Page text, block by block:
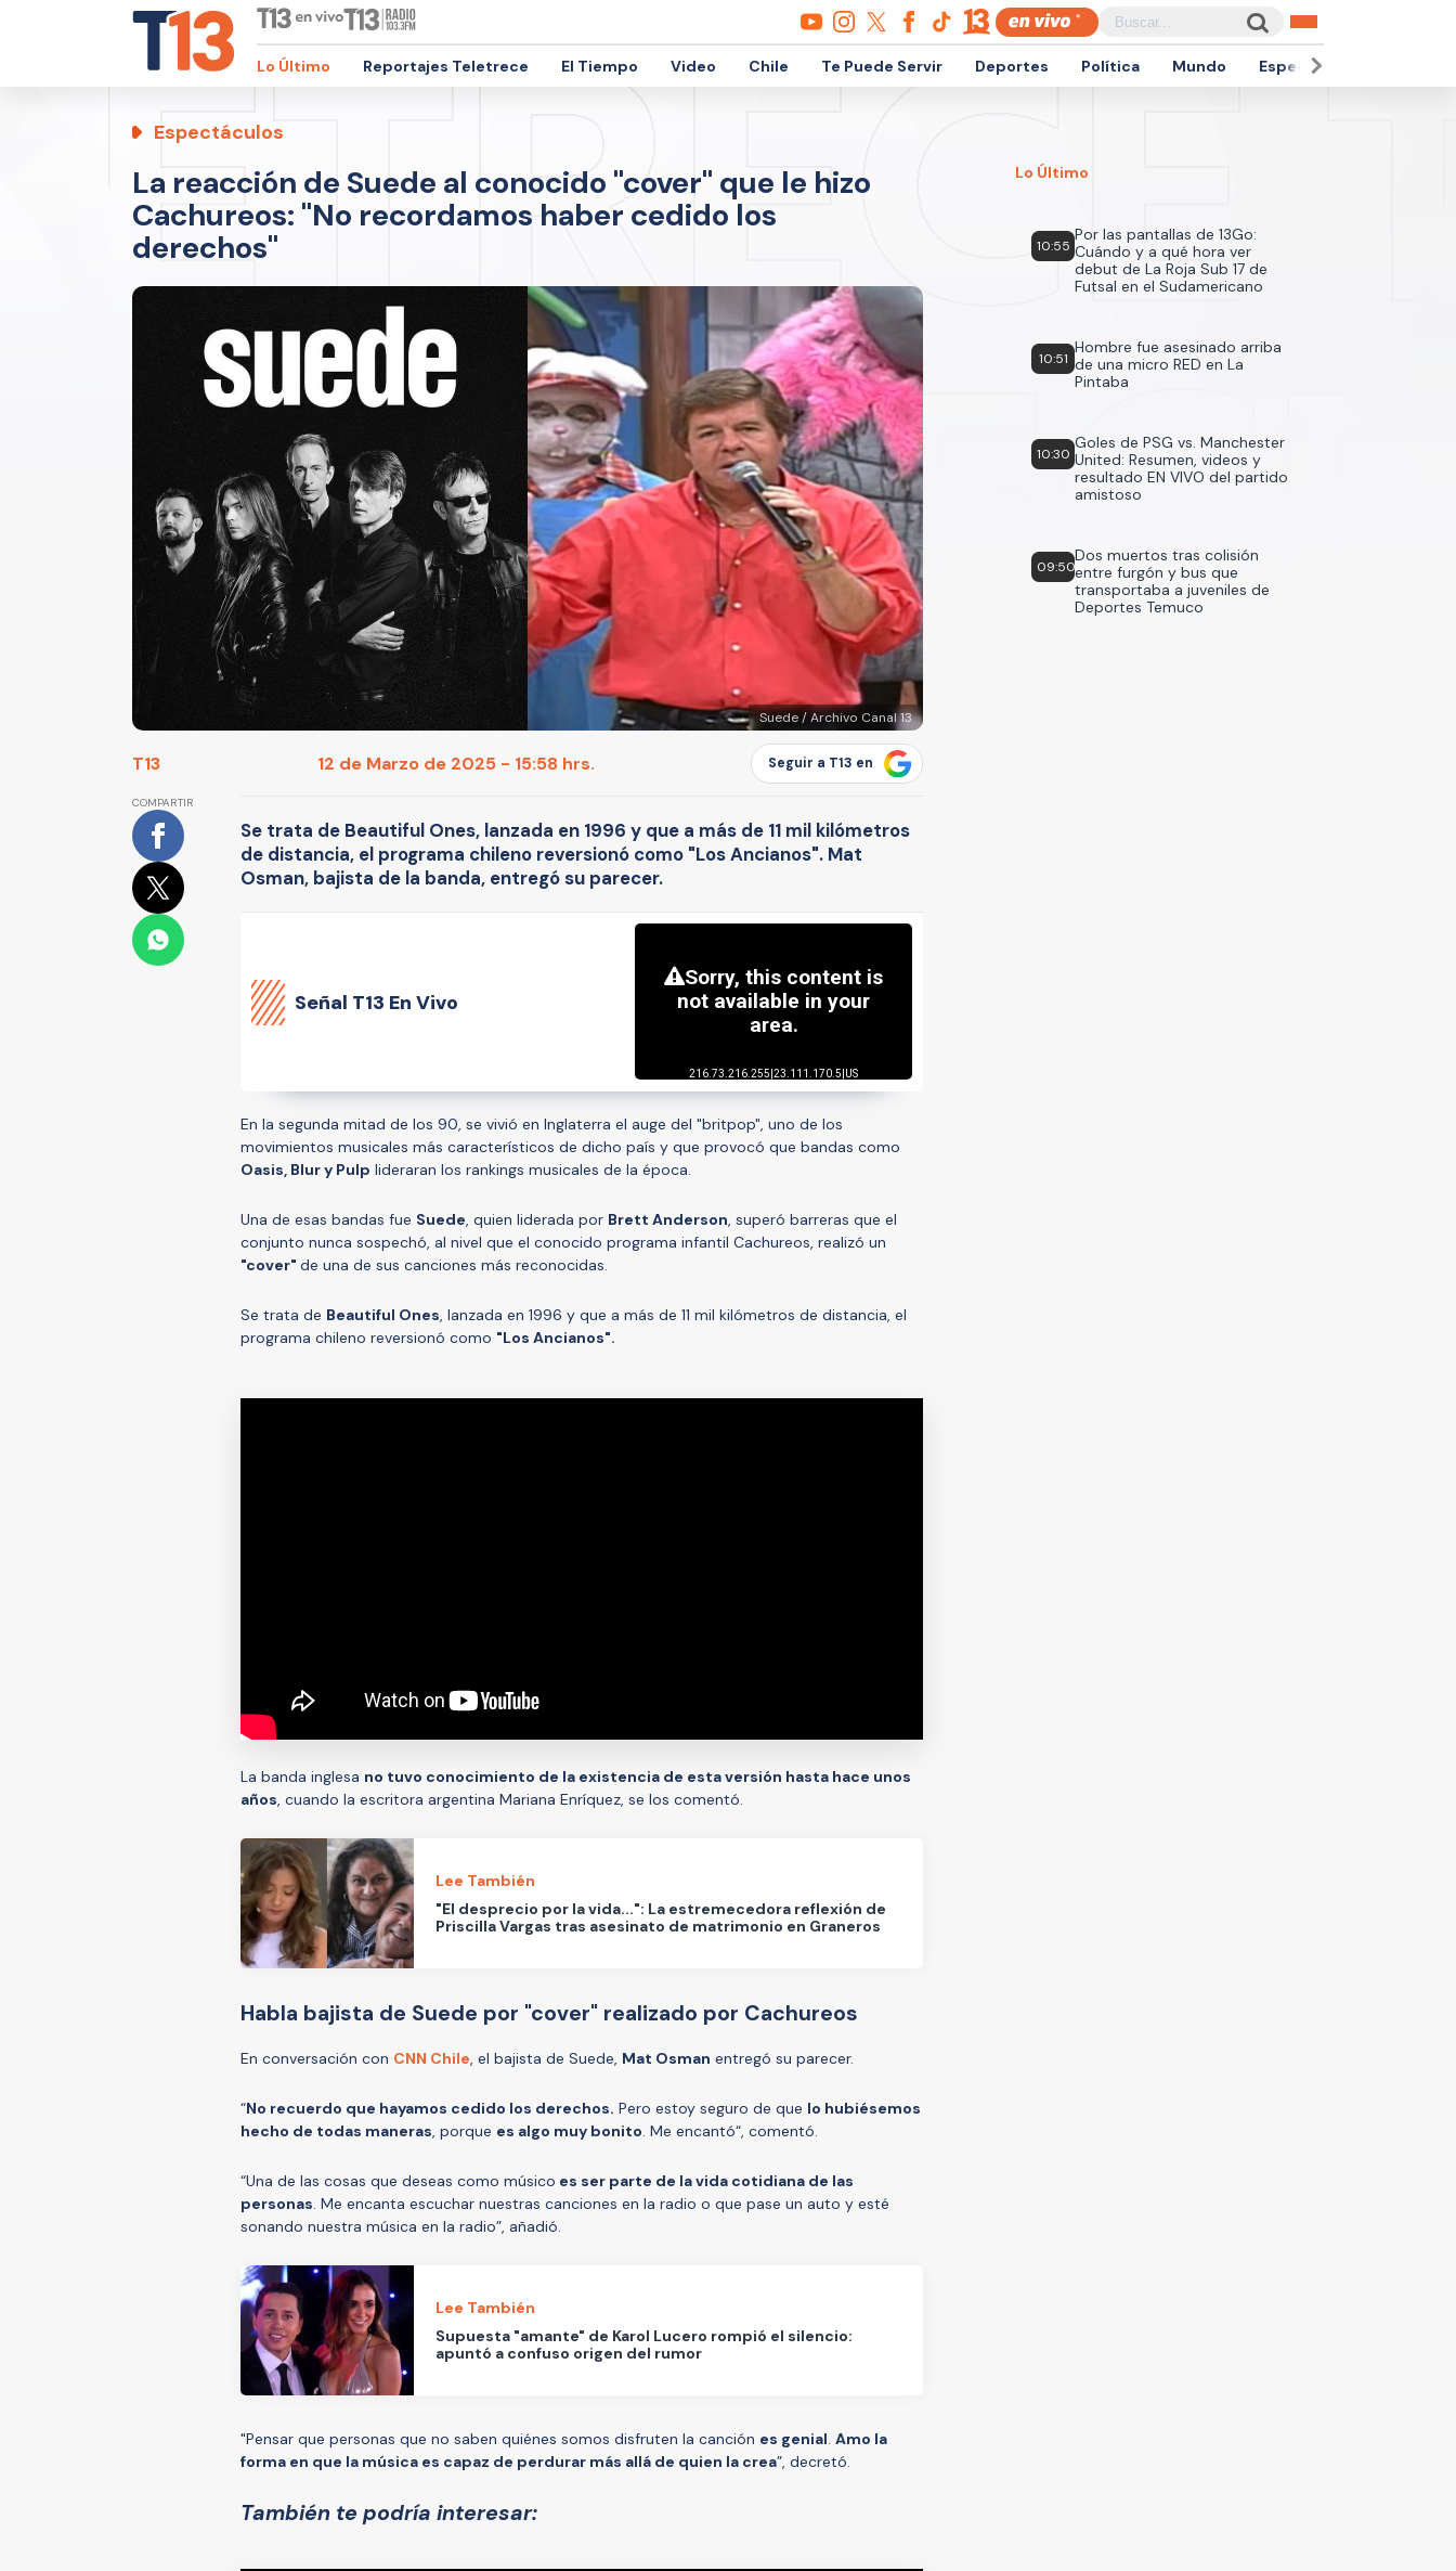
Lo Último Reportajes Teletrece El Tiempo Video Chile Te Puede Servir Deportes Política Mundo Espectáculos
Espectáculos
La reacción de Suede al conocido "cover" que le hizo
Cachureos: "No recordamos haber cedido los
derechos"
Suede / Archivo Canal 13
T13 12 de Marzo de 2025 - 15:58 hrs. Seguir a T13 en
COMPARTIR
Se trata de Beautiful Ones, lanzada en 1996 y que a más de 11 mil kilómetros
de distancia, el programa chileno reversionó como "Los Ancianos". Mat
Osman, bajista de la banda, entregó su parecer.
Señal T13 En Vivo
En la segunda mitad de los 90, se vivió en Inglaterra el auge del "britpop", uno de los
movimientos musicales más característicos de dicho país y que provocó que bandas como
Oasis, Blur y Pulp lideraran los rankings musicales de la época.
Una de esas bandas fue Suede, quien liderada por Brett Anderson, superó barreras que el
conjunto nunca sospechó, al nivel que el conocido programa infantil Cachureos, realizó un
"cover" de una de sus canciones más reconocidas.
Se trata de Beautiful Ones, lanzada en 1996 y que a más de 11 mil kilómetros de distancia, el
programa chileno reversionó como "Los Ancianos".
La banda inglesa no tuvo conocimiento de la existencia de esta versión hasta hace unos
años, cuando la escritora argentina Mariana Enríquez, se los comentó.
Lee También
"El desprecio por la vida...": La estremecedora reflexión de
Priscilla Vargas tras asesinato de matrimonio en Graneros
Habla bajista de Suede por "cover" realizado por Cachureos
En conversación con CNN Chile, el bajista de Suede, Mat Osman entregó su parecer.
“No recuerdo que hayamos cedido los derechos. Pero estoy seguro de que lo hubiésemos
hecho de todas maneras, porque es algo muy bonito. Me encantó“, comentó.
“Una de las cosas que deseas como músico es ser parte de la vida cotidiana de las
personas. Me encanta escuchar nuestras canciones en la radio o que pase un auto y esté
sonando nuestra música en la radio”, añadió.
Lee También
Supuesta "amante" de Karol Lucero rompió el silencio:
apuntó a confuso origen del rumor
"Pensar que personas que no saben quiénes somos disfruten la canción es genial. Amo la
forma en que la música es capaz de perdurar más allá de quien la crea”, decretó.
También te podría interesar:
Lo Último
10:55
Por las pantallas de 13Go:
Cuándo y a qué hora ver
debut de La Roja Sub 17 de
Futsal en el Sudamericano
10:51
Hombre fue asesinado arriba
de una micro RED en La
Pintaba
10:30
Goles de PSG vs. Manchester
United: Resumen, videos y
resultado EN VIVO del partido
amistoso
09:50
Dos muertos tras colisión
entre furgón y bus que
transportaba a juveniles de
Deportes Temuco